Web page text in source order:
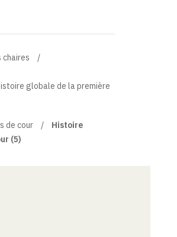
chaires
globale de la première
de cour
Histoire
(5)